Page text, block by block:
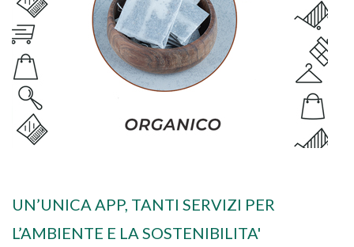
UN’UNICA APP, TANTI SERVIZI PER
L’AMBIENTE E LA SOSTENIBILITA'